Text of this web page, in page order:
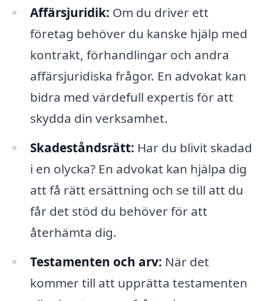
Affärsjuridik: Om du driver ett
företag behöver du kanske hjälp med
kontrakt, förhandlingar och andra
affärsjuridiska frågor. En advokat kan
bidra med värdefull expertis för att
skydda din verksamhet.
Skadeståndsrätt: Har du blivit skadad
i en olycka? En advokat kan hjälpa dig
att få rätt ersättning och se till att du
får det stöd du behöver för att
återhämta dig.
Testamenten och arv: När det
kommer till att upprätta testamenten